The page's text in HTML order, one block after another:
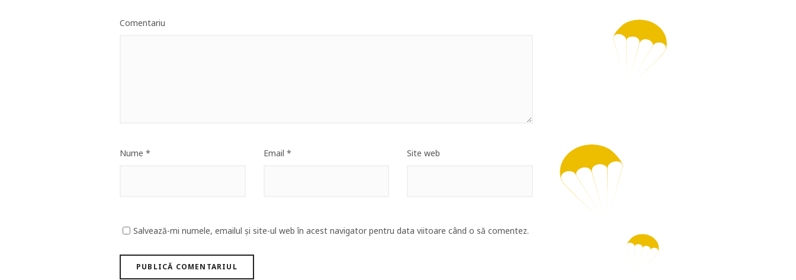
Comentariu
Nume * Email * Site web
Salvează-mi numele, emailul și site-ul web în acest navigator pentru data viitoare când o să comentez.